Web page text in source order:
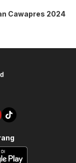
Cawapres 2024